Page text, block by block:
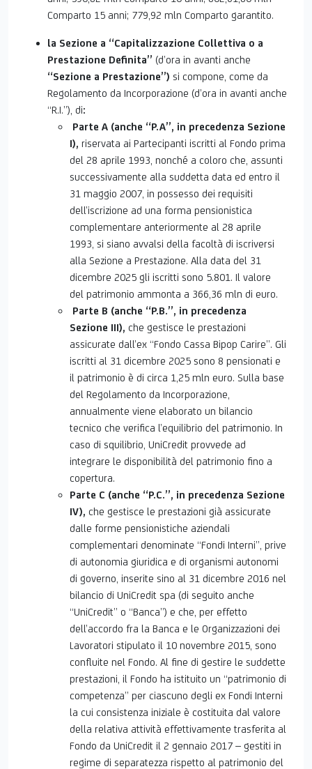
Comparto 15 anni; 779,92 mln Comparto garantito.
la Sezione a “Capitalizzazione Collettiva o a
Prestazione Definita” (d’ora in avanti anche
“Sezione a Prestazione”) si compone, come da
Regolamento da Incorporazione (d’ora in avanti anche
“R.I.”), di:
Parte A (anche “P.A”, in precedenza Sezione
I), riservata ai Partecipanti iscritti al Fondo prima
del 28 aprile 1993, nonché a coloro che, assunti
successivamente alla suddetta data ed entro il
31 maggio 2007, in possesso dei requisiti
dell’iscrizione ad una forma pensionistica
complementare anteriormente al 28 aprile
1993, si siano avvalsi della facoltà di iscriversi
alla Sezione a Prestazione. Alla data del 31
dicembre 2025 gli iscritti sono 5.801. Il valore
del patrimonio ammonta a 366,36 mln di euro.
Parte B (anche “P.B.”, in precedenza
Sezione III), che gestisce le prestazioni
assicurate dall’ex “Fondo Cassa Bipop Carire”. Gli
iscritti al 31 dicembre 2025 sono 8 pensionati e
il patrimonio è di circa 1,25 mln euro. Sulla base
del Regolamento da Incorporazione,
annualmente viene elaborato un bilancio
tecnico che verifica l’equilibrio del patrimonio. In
caso di squilibrio, UniCredit provvede ad
integrare le disponibilità del patrimonio fino a
copertura.
Parte C (anche “P.C.”, in precedenza Sezione
IV), che gestisce le prestazioni già assicurate
dalle forme pensionistiche aziendali
complementari denominate “Fondi Interni”, prive
di autonomia giuridica e di organismi autonomi
di governo, inserite sino al 31 dicembre 2016 nel
bilancio di UniCredit spa (di seguito anche
“UniCredit” o “Banca”) e che, per effetto
dell’accordo fra la Banca e le Organizzazioni dei
Lavoratori stipulato il 10 novembre 2015, sono
confluite nel Fondo. Al fine di gestire le suddette
prestazioni, il Fondo ha istituito un “patrimonio di
competenza” per ciascuno degli ex Fondi Interni
la cui consistenza iniziale è costituita dal valore
della relativa attività effettivamente trasferita al
Fondo da UniCredit il 2 gennaio 2017 – gestiti in
regime di separatezza rispetto al patrimonio del